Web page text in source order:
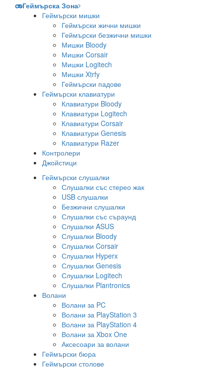
Геймърска Зона
Геймърски мишки
Геймърски жични мишки
Геймърски безжични мишки
Мишки Bloody
Мишки Corsair
Мишки Logitech
Мишки Xtrfy
Геймърски падове
Геймърски клавиатури
Клавиатури Bloody
Клавиатури Logitech
Клавиатури Corsair
Клавиатури Genesis
Клавиатури Razer
Контролери
Джойстици
Геймърски слушалки
Слушалки със стерео жак
USB слушалки
Безжични слушалки
Слушалки със съраунд
Слушалки ASUS
Слушалки Bloody
Слушалки Corsair
Слушалки Hyperx
Слушалки Genesis
Слушалки Logitech
Слушалки Plantronics
Волани
Волани за PC
Волани за PlayStation 3
Волани за PlayStation 4
Волани за Xbox One
Аксесоари за волани
Геймърски бюра
Геймърски столове